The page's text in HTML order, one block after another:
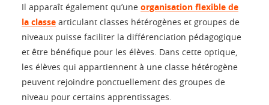
Il apparaît également qu’une organisation flexible de
la classe articulant classes hétérogènes et groupes de
niveaux puisse faciliter la différenciation pédagogique
et être bénéfique pour les élèves. Dans cette optique,
les élèves qui appartiennent à une classe hétérogène
peuvent rejoindre ponctuellement des groupes de
niveau pour certains apprentissages.